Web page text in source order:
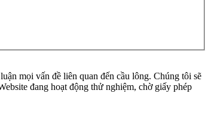
mọi vấn đề liên quan đến cầu lông. Chúng tôi sẽ
đang hoạt động thử nghiệm, chờ giấy phép